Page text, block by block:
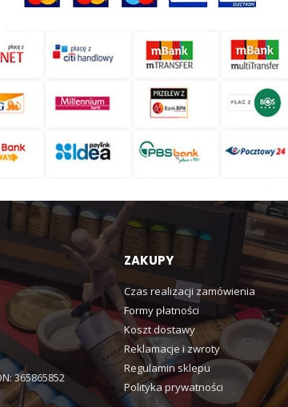
365865852
ZAKUPY
Czas realizacji zamówienia
Formy płatności
Koszt dostawy
Reklamacje i zwroty
Regulamin sklepu
Polityka prywatności